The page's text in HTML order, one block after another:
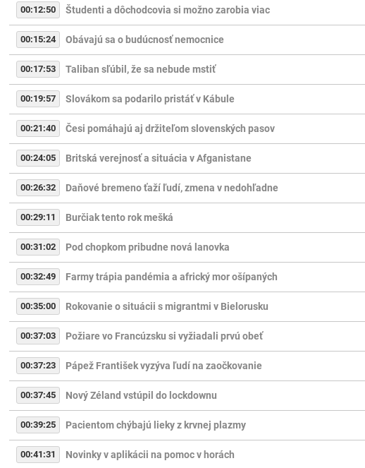
00:12:50 Študenti a dôchodcovia si možno zarobia viac
00:15:24 Obávajú sa o budúcnosť nemocnice
00:17:53 Taliban sľúbil, že sa nebude mstiť
00:19:57 Slovákom sa podarilo pristáť v Kábule
00:21:40 Česi pomáhajú aj držiteľom slovenských pasov
00:24:05 Britská verejnosť a situácia v Afganistane
00:26:32 Daňové bremeno ťaží ľudí, zmena v nedohľadne
00:29:11 Burčiak tento rok mešká
00:31:02 Pod chopkom pribudne nová lanovka
00:32:49 Farmy trápia pandémia a africký mor ošípaných
00:35:00 Rokovanie o situácii s migrantmi v Bielorusku
00:37:03 Požiare vo Francúzsku si vyžiadali prvú obeť
00:37:23 Pápež František vyzýva ľudí na zaočkovanie
00:37:45 Nový Zéland vstúpil do lockdownu
00:39:25 Pacientom chýbajú lieky z krvnej plazmy
00:41:31 Novinky v aplikácii na pomoc v horách